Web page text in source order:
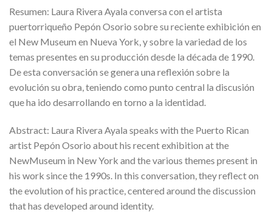
Resumen: Laura Rivera Ayala conversa con el artista
puertorriqueño Pepón Osorio sobre su reciente exhibición en
el New Museum en Nueva York, y sobre la variedad de los
temas presentes en su producción desde la década de 1990.
De esta conversación se genera una reflexión sobre la
evolución su obra, teniendo como punto central la discusión
que ha ido desarrollando en torno a la identidad.
Abstract: Laura Rivera Ayala speaks with the Puerto Rican
artist Pepón Osorio about his recent exhibition at the
NewMuseum in New York and the various themes present in
his work since the 1990s. In this conversation, they reflect on
the evolution of his practice, centered around the discussion
that has developed around identity.